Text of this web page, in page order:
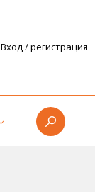
Вход/ регистрация